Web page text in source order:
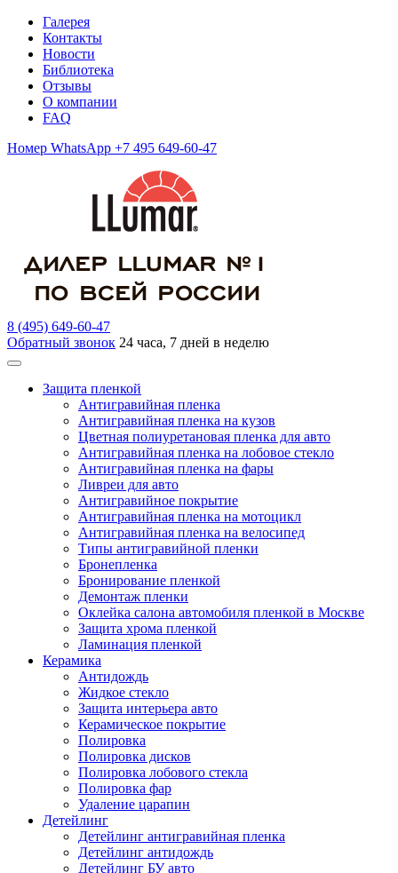
Галерея
Контакты
Новости
Библиотека
Отзывы
О компании
FAQ
Номер WhatsApp +7 495 649-60-47
8 (495) 649-60-47
Обратный звонок 24 часа, 7 дней в неделю
Защита пленкой
Антигравийная пленка
Антигравийная пленка на кузов
Цветная полиуретановая пленка для авто
Антигравийная пленка на лобовое стекло
Антигравийная пленка на фары
Ливреи для авто
Антигравийное покрытие
Антигравийная пленка на мотоцикл
Антигравийная пленка на велосипед
Типы антигравийной пленки
Бронепленка
Бронирование пленкой
Демонтаж пленки
Оклейка салона автомобиля пленкой в Москве
Защита хрома пленкой
Ламинация пленкой
Керамика
Антидождь
Жидкое стекло
Защита интерьера авто
Керамическое покрытие
Полировка
Полировка дисков
Полировка лобового стекла
Полировка фар
Удаление царапин
Детейлинг
Детейлинг антигравийная пленка
Детейлинг антидождь
Детейлинг БУ авто